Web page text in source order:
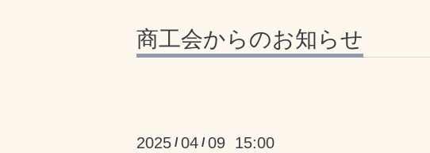
商工会からのお知らせ
2025 /04 /09 15:00